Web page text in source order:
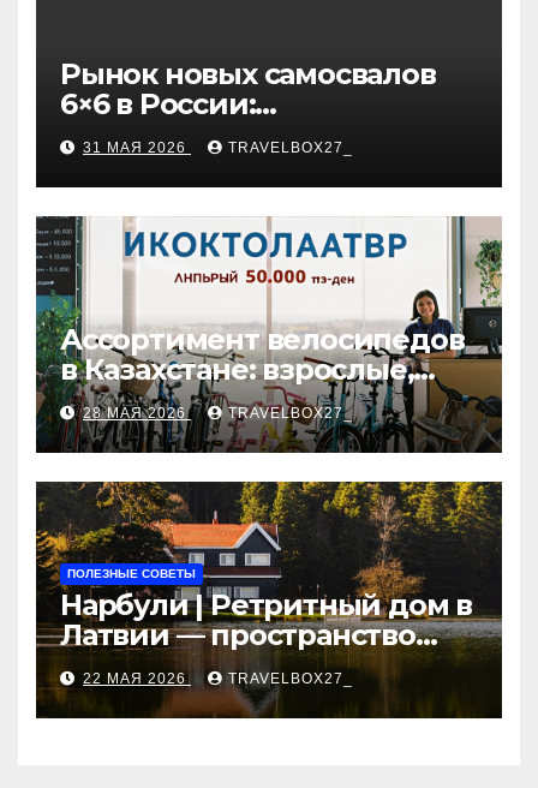
Рынок новых самосвалов
6×6 в России:
характеристики и цены
31 МАЯ 2026 TRAVELBOX27_
Ассортимент велосипедов
в Казахстане: взрослые,
детские и городские
модели, ценовые
категории и варианты
рассрочки
28 МАЯ 2026 TRAVELBOX27_
ПОЛЕЗНЫЕ СОВЕТЫ
Нарбули | Ретритный дом в
Латвии — пространство
для саморазвития и
восстановления
22 МАЯ 2026 TRAVELBOX27_